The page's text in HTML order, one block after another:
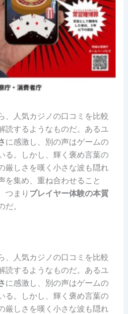
、人気カジノの口コミを比較
読するようなものだ。あるユ
に感激し、別の声はゲームの
る。しかし、輝く褒め言葉の
厳しさを嘆く小さな波も隠れ
を集め、重ね合わせること
つまり プレイヤー体験の本質
。
、人気カジノの口コミを比較
読するようなものだ。あるユ
に感激し、別の声はゲームの
る。しかし、輝く褒め言葉の
厳しさを嘆く小さな波も隠れ